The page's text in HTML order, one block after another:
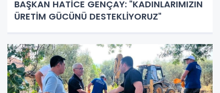
BAŞKAN HATİCE GENÇAY: "KADINLARIMIZIN
ÜRETİM GÜCÜNÜ DESTEKLİYORUZ"